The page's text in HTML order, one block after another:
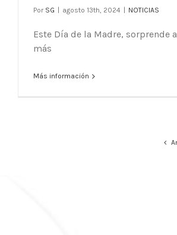
Por SG | agosto 13th, 2024 | NOTICIAS
Este Día de la Madre, sorprende
más
Más información